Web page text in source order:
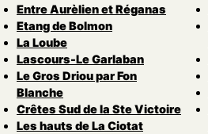
Entre Aurèlien et Réganas
Etang de Bolmon
La Loube
Lascours-Le Garlaban
Le Gros Driou par Fon
Blanche
Crêtes Sud de la Ste Victoire
Les hauts de La Ciotat